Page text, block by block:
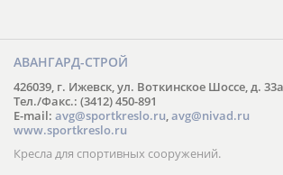
АВАНГАРД-СТРОЙ
426039, г. Ижевск, ул. Воткинское Шоссе, д. 33а
Тел./Факс.: (3412) 450-891
E-mail: avg@sportkreslo.ru,avg@nivad.ru
www.sportkreslo.ru
Кресла для спортивных сооружений.